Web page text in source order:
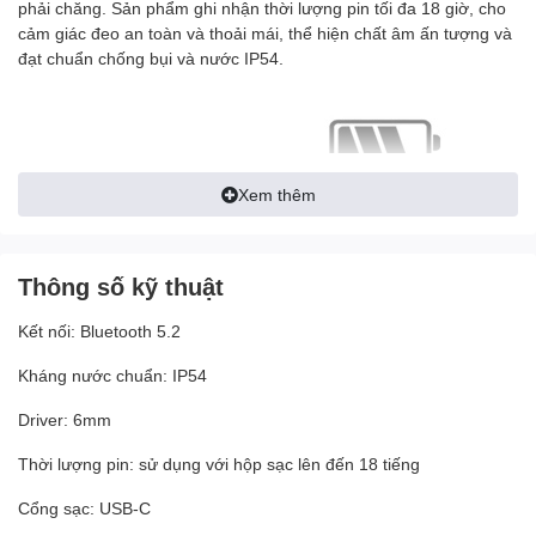
phải chăng. Sản phẩm ghi nhận thời lượng pin tối đa 18 giờ, cho
cảm giác đeo an toàn và thoải mái, thể hiện chất âm ấn tượng và
đạt chuẩn chống bụi và nước IP54.
Xem thêm
Thông số kỹ thuật
Kết nối: Bluetooth 5.2
Kháng nước chuẩn: IP54
Driver: 6mm
Thời lượng pin: sử dụng với hộp sạc lên đến 18 tiếng
Cổng sạc: USB-C